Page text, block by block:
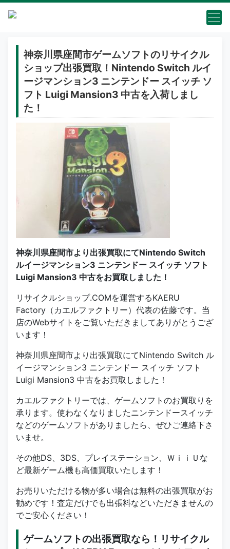
神奈川県座間市ゲームソフトのリサイクル
ショップ出張買取！Nintendo Switch ルイ
ージマンション3 ニンテンドー スイッチ ソ
フト Luigi Mansion3 中古を入荷しまし
た！
神奈川県座間市より出張買取にてNintendo Switch
ルイージマンション3 ニンテンドー スイッチ ソフト
Luigi Mansion3 中古をお買取しました！
リサイクルショップ.COMを運営するKAERU
Factory（カエルファクトリー）代表の佐藤です。当
店のWebサイトをご覧いただきましてありがとうござ
います！
神奈川県座間市より出張買取にてNintendo Switch ル
イージマンション3 ニンテンドー スイッチ ソフト
Luigi Mansion3 中古をお買取しました！
カエルファクトリーでは、ゲームソフトのお買取りを
承ります。使わなくなりましたニンテンドースイッチ
などのゲームソフトがありましたら、ぜひご連絡下さ
いませ。
その他DS、3DS、プレイステーション、ＷｉｉＵな
ど最新ゲーム機も高価買取いたします！
お売りいただける物が多い場合は無料の出張買取がお
勧めです！査定だけでも出張料などいただきませんの
でご安心ください！
ゲームソフトの出張買取なら！リサイクル